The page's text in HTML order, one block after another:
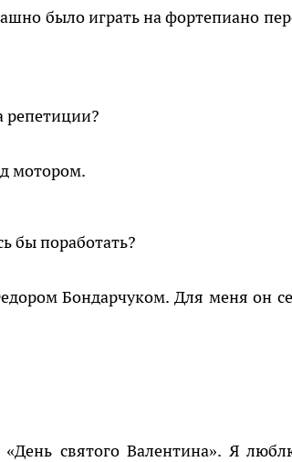
было играть на фортепиано
репетиции?
мотором.
бы поработать?
Бондарчуком. Для меня он
святого Валентина». Я